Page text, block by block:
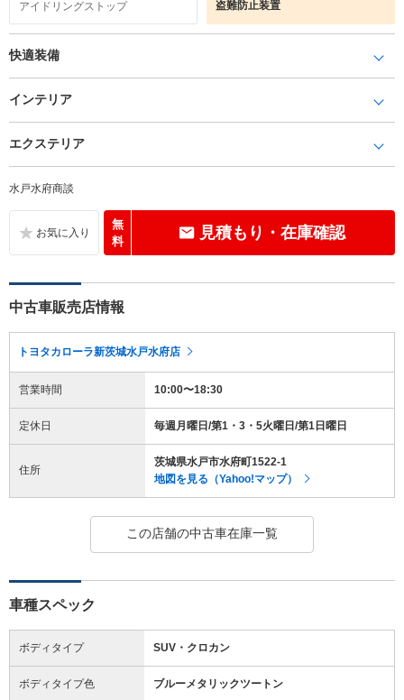
アイドリングストップ 盗難防止装置
快適装備
インテリア
エクステリア
水戸水府商談
無
料
見積もり・在庫確認
中古車販売店情報
トヨタカローラ新茨城水戸水府店
営業時間 10:00〜18:30
定休日 毎週月曜日/第1・3・5火曜日/第1日曜日
住所
茨城県水戸市水府町1522-1
地図を見る（Yahoo!マップ）
この店舗の中古車在庫一覧
車種スペック
ボディタイプ SUV・クロカン
ボディタイプ色 ブルーメタリックツートン